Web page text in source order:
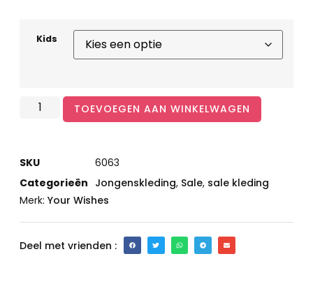
Kids
TOEVOEGEN AAN WINKELWAGEN
SKU
6063
Categorieën Jongenskleding, Sale, sale kleding
Merk: Your Wishes
Deel met vrienden :